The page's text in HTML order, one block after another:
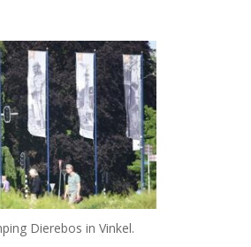
Dierebos in Vinkel.